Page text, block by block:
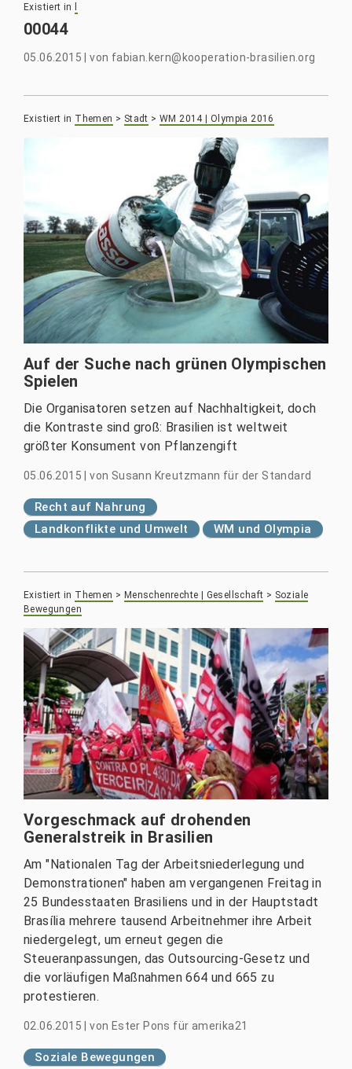
Existiert in
00044
05.06.2015 |von fabian.kern@kooperation-brasilien.org
Existiert in Themen > Stadt >WM 2014 | Olympia 2016
Auf der Suche nach grünen Olympischen
Spielen
Die Organisatoren setzen auf Nachhaltigkeit, doch
die Kontraste sind groß: Brasilien ist weltweit
größter Konsument von Pflanzengift
05.06.2015 |von Susann Kreutzmann für der Standard
Recht auf Nahrung
Landkonflikte und Umwelt
WM und Olympia
Existiert in Themen > Menschenrechte | Gesellschaft > Soziale
Bewegungen
Vorgeschmack auf drohenden
Generalstreik in Brasilien
Am "Nationalen Tag der Arbeitsniederlegung und
Demonstrationen" haben am vergangenen Freitag in
25 Bundesstaaten Brasiliens und in der Hauptstadt
Brasília mehrere tausend Arbeitnehmer ihre Arbeit
niedergelegt, um erneut gegen die
Steueranpassungen, das Outsourcing-Gesetz und
die vorläufigen Maßnahmen 664 und 665 zu
protestieren.
02.06.2015 |von Ester Pons für amerika21
Soziale Bewegungen